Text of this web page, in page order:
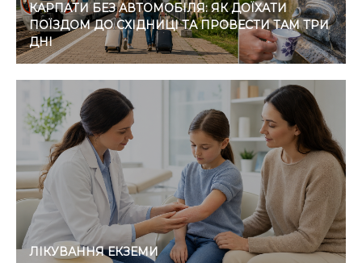
КАРПАТИ БЕЗ АВТОМОБІЛЯ: ЯК ДОЇХАТИ
ПОЇЗДОМ ДО СХІДНИЦІ ТА ПРОВЕСТИ ТАМ ТРИ
ДНІ
ЛІКУВАННЯ ЕКЗЕМИ